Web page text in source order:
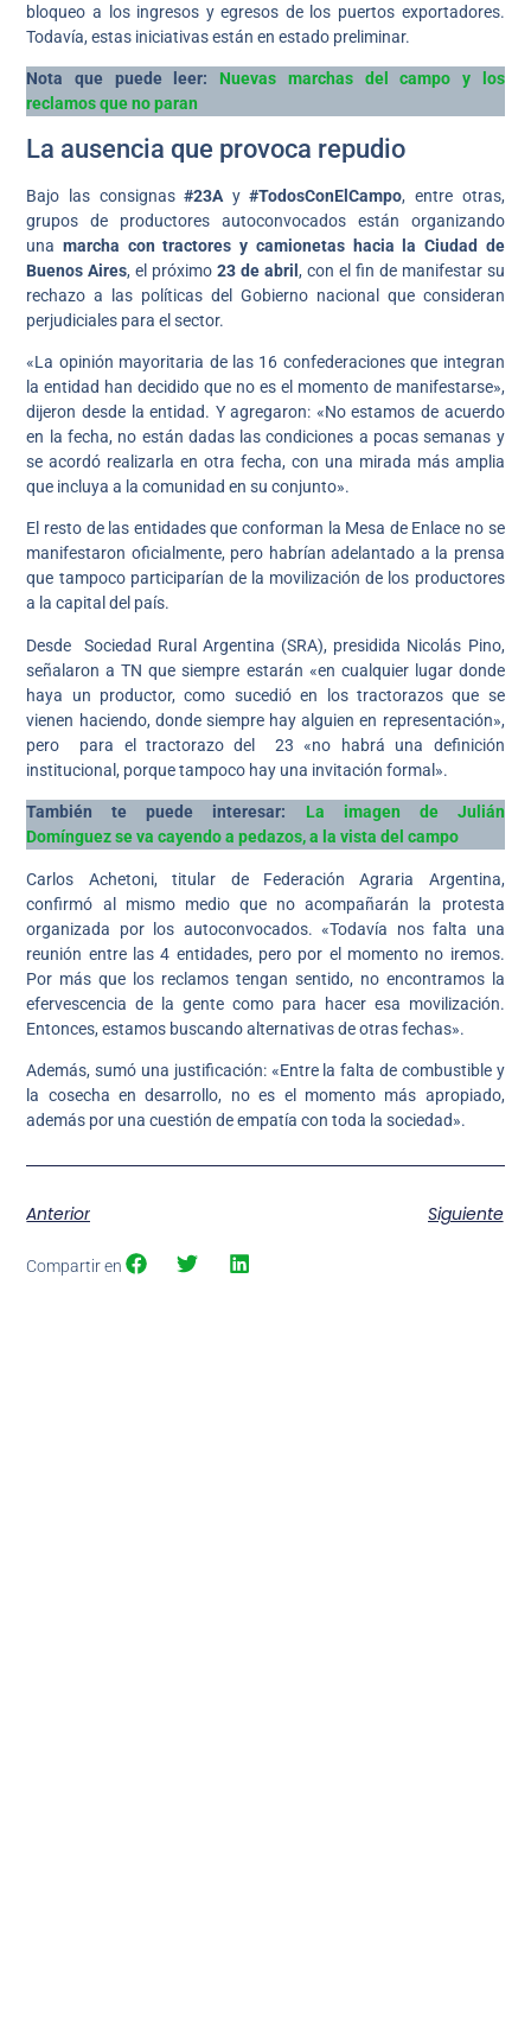
bloqueo a los ingresos y egresos de los puertos exportadores.
Todavía, estas iniciativas están en estado preliminar.
Nota que puede leer: Nuevas marchas del campo y los
reclamos que no paran
La ausencia que provoca repudio
Bajo las consignas#23A y#TodosConElCampo, entre otras,
grupos de productores autoconvocados están organizando
unamarcha con tractores y camionetas hacia la Ciudad de
Buenos Aires, el próximo23 de abril, con el fin de manifestar su
rechazo a las políticas del Gobierno nacional que consideran
perjudiciales para el sector.
«La opinión mayoritaria de las 16 confederaciones que integran
la entidad han decidido que no es el momento de manifestarse»,
dijeron desde la entidad. Y agregaron: «No estamos de acuerdo
en la fecha, no están dadas las condiciones a pocas semanas y
se acordó realizarla en otra fecha, con una mirada más amplia
que incluya a la comunidad en su conjunto».
El resto de las entidades que conforman la Mesa de Enlace no se
manifestaron oficialmente, pero habrían adelantado a la prensa
que tampoco participarían de la movilización de los productores
a la capital del país.
Desde Sociedad Rural Argentina (SRA), presidida Nicolás Pino,
señalaron a TN que siempre estarán «en cualquier lugar donde
haya un productor, como sucedió en los tractorazos que se
vienen haciendo, donde siempre hay alguien en representación»,
pero para el tractorazo del 23 «no habrá una definición
institucional, porque tampoco hay una invitación formal».
También te puede interesar: La imagen de Julián
Domínguez se va cayendo a pedazos, a la vista del campo
Carlos Achetoni, titular de Federación Agraria Argentina,
confirmó al mismo medio que no acompañarán la protesta
organizada por los autoconvocados. «Todavía nos falta una
reunión entre las 4 entidades, pero por el momento no iremos.
Por más que los reclamos tengan sentido, no encontramos la
efervescencia de la gente como para hacer esa movilización.
Entonces, estamos buscando alternativas de otras fechas».
Además, sumó una justificación: «Entre la falta de combustible y
la cosecha en desarrollo, no es el momento más apropiado,
además por una cuestión de empatía con toda la sociedad».
Anterior Siguiente
Compartir en